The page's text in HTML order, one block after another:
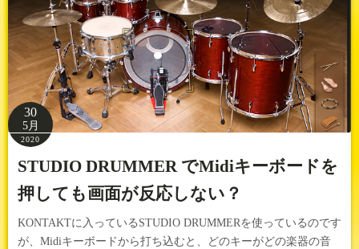
30
5月
2020
STUDIO DRUMMER でMidiキーボードを
押しても画面が反応しない？
KONTAKTに入っているSTUDIO DRUMMERを使っているのです
が、Midiキーボードから打ち込むと、どのキーがどの楽器の音